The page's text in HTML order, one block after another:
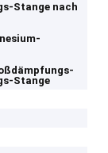
Stange nach
Stange